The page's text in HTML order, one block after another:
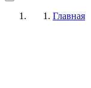
Главная